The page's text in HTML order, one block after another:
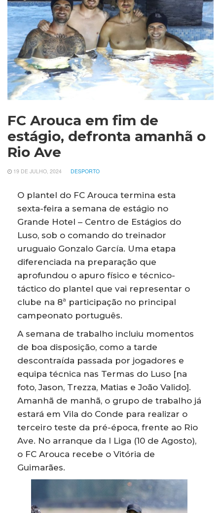
FC Arouca em fim de
estágio, defronta amanhã o
Rio Ave
19 DE JULHO, 2024 DESPORTO
O plantel do FC Arouca termina esta
sexta-feira a semana de estágio no
Grande Hotel – Centro de Estágios do
Luso, sob o comando do treinador
uruguaio Gonzalo García. Uma etapa
diferenciada na preparação que
aprofundou o apuro físico e técnico-
táctico do plantel que vai representar o
clube na 8ª participação no principal
campeonato português.
A semana de trabalho incluiu momentos
de boa disposição, como a tarde
descontraída passada por jogadores e
equipa técnica nas Termas do Luso [na
foto, Jason, Trezza, Matias e João Valido].
Amanhã de manhã, o grupo de trabalho já
estará em Vila do Conde para realizar o
terceiro teste da pré-época, frente ao Rio
Ave. No arranque da I Liga (10 de Agosto),
o FC Arouca recebe o Vitória de
Guimarães.